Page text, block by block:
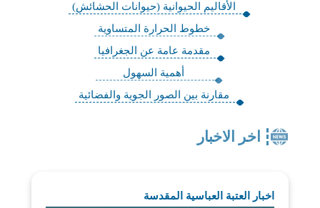
الأقاليم الحيوانية (حيوانات الحشائش)
خطوط الحرارة المتساوية
مقدمة عامة عن الجغرافيا
أهمية السهول
مقارنة بين الصور الجوية والفضائية
اخر الاخبار
اخبار العتبة العباسية المقدسة